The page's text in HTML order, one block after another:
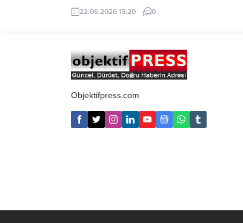
çalışmalar kapsamında hakkında
kesinleşmiş hapis cezası bulunan bir
kesinleşmiş hapis cezası bulunan F.G.
isimli şahıs, 16 Haziran 2026 tarihinde
Karaköprü İlçe Jandarma Komutanlığı
ekiplerince gerçekleştirilen operasyon...
22.06.2026 15:20 0
Objektifpress.com